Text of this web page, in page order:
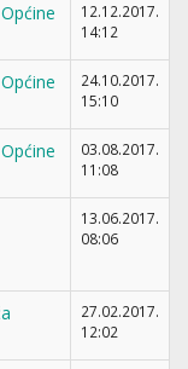
12.12.2017.
14:12
24.10.2017.
15:10
03.08.2017.
11:08
13.06.2017.
08:06
27.02.2017.
12:02